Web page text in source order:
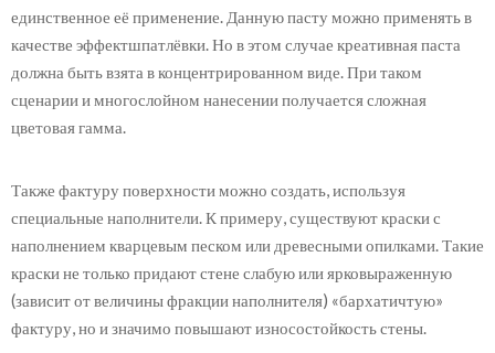
единственное её применение. Данную пасту можно применять в
качестве эффектшпатлёвки. Но в этом случае креативная паста
должна быть взята в концентрированном виде. При таком
сценарии и многослойном нанесении получается сложная
цветовая гамма.
Также фактуру поверхности можно создать, используя
специальные наполнители. К примеру, существуют краски с
наполнением кварцевым песком или древесными опилками. Такие
краски не только придают стене слабую или ярковыраженную
(зависит от величины фракции наполнителя) «бархатичтую»
фактуру, но и значимо повышают износостойкость стены.